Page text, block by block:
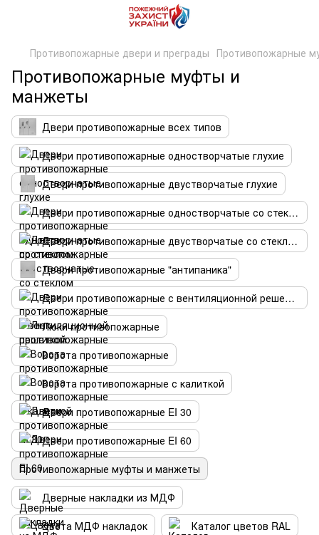
Противопожарные двери и преграды Противопожарные
Противопожарные муфты и
манжеты
Двери противопожарные всех типов
Двери противопожарные одностворчатые глухие
Двери противопожарные двустворчатые глухие
Двери противопожарные одностворчатые со стеклом
Двери противопожарные двустворчатые со стеклом
Двери противопожарные "антипаника"
Двери противопожарные с вентиляционной решеткой
Люки противопожарные
Ворота противопожарные
Ворота противопожарные с калиткой
Двери противопожарные EI 30
Двери противопожарные EI 60
Противопожарные муфты и манжеты
Дверные накладки из МДФ
Цвета МДФ накладок
Каталог цветов RAL